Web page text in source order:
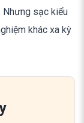
Nhưng sạc kiểu
khác xa kỳ